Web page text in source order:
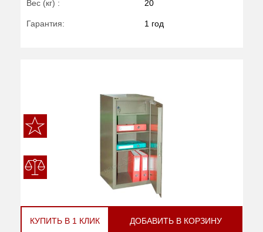
Вес (кг) : 20
Гарантия: 1 год
КУПИТЬ В 1 КЛИК ДОБАВИТЬ В КОРЗИНУ